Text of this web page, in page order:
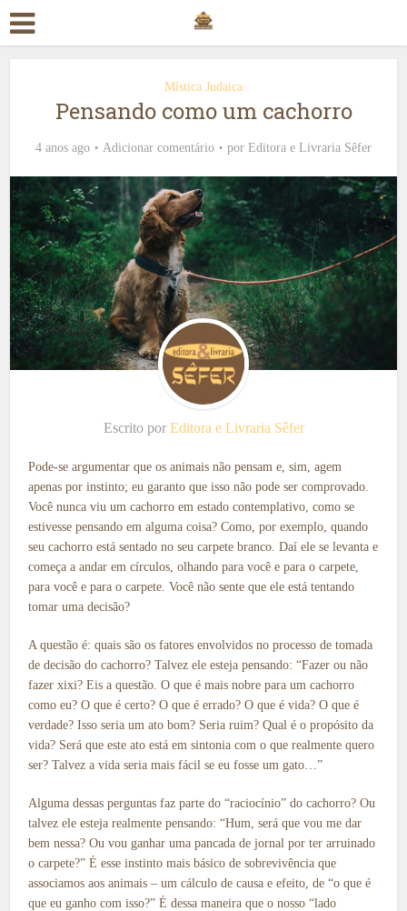
Mística Judaica
Pensando como um cachorro
4 anos ago Adicionar comentário por Editora e Livraria Sêfer
Escrito por Editora e Livraria Sêfer
Pode-se argumentar que os animais não pensam e, sim, agem
apenas por instinto; eu garanto que isso não pode ser comprovado.
Você nunca viu um cachorro em estado contemplativo, como se
estivesse pensando em alguma coisa? Como, por exemplo, quando
seu cachorro está sentado no seu carpete branco. Daí ele se levanta e
começa a andar em círculos, olhando para você e para o carpete,
para você e para o carpete. Você não sente que ele está tentando
tomar uma decisão?
A questão é: quais são os fatores envolvidos no processo de tomada
de decisão do cachorro? Talvez ele esteja pensando: “Fazer ou não
fazer xixi? Eis a questão. O que é mais nobre para um cachorro
como eu? O que é certo? O que é errado? O que é vida? O que é
verdade? Isso seria um ato bom? Seria ruim? Qual é o propósito da
vida? Será que este ato está em sintonia com o que realmente quero
ser? Talvez a vida seria mais fácil se eu fosse um gato…”
Alguma dessas perguntas faz parte do “raciocínio” do cachorro? Ou
talvez ele esteja realmente pensando: “Hum, será que vou me dar
bem nessa? Ou vou ganhar uma pancada de jornal por ter arruinado
o carpete?” É esse instinto mais básico de sobrevivência que
associamos aos animais – um cálculo de causa e efeito, de “o que é
que eu ganho com isso?” É dessa maneira que o nosso “lado